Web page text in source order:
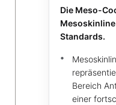
Die Meso-
Standards.
Bereich
einer